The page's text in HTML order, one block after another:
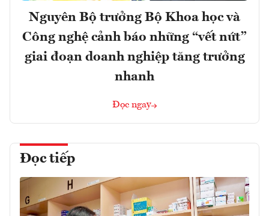
Nguyên Bộ trưởng Bộ Khoa học và
Công nghệ cảnh báo những “vết nứt”
giai đoạn doanh nghiệp tăng trưởng
nhanh
Đọc ngay
Đọc tiếp